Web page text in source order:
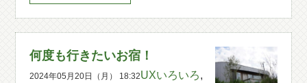
何度も行きたいお宿！
2024年05月20日（月） 18:32UXいろいろ,